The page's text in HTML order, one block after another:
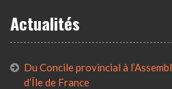
Actualités
Du Concile provincial à
d’Île de France